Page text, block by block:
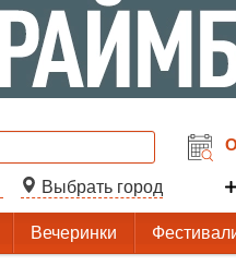
Выбрать город
Вечеринки